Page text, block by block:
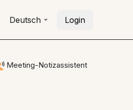
Deutsch Login
Meeting-Notizassistent